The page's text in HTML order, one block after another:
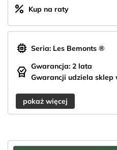
percent Kup na raty
memory Seria: Les Bemonts ®
editor_choice Gwarancja: 2 lata
Gwarancji udziela sklep
pokaż więcej